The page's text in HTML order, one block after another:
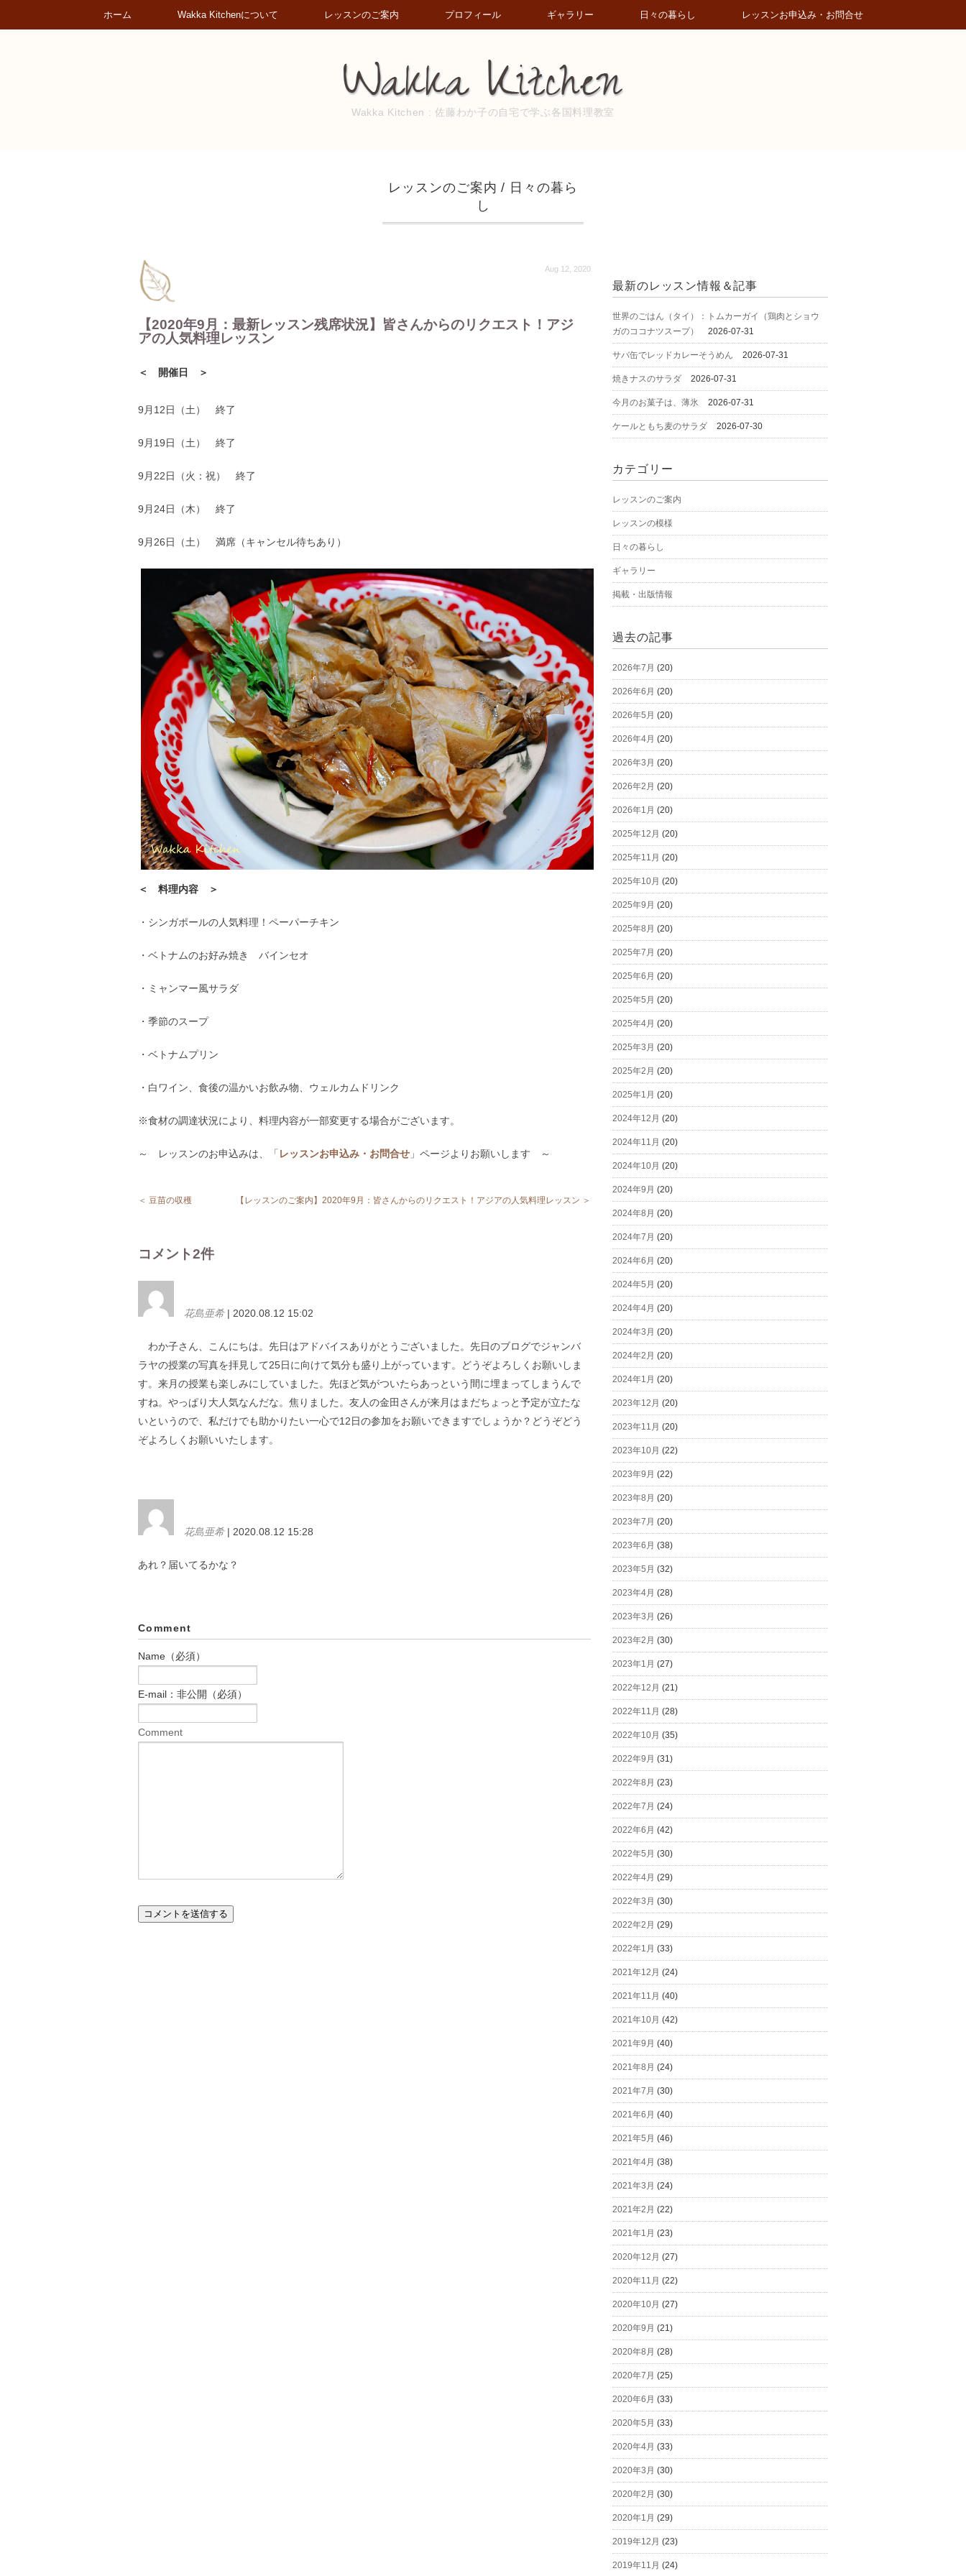
ホーム Wakka Kitchenについて レッスンのご案内 プロフィール ギャラリー 日々の暮らし レッスンお申込み・お問合せ
Wakka Kitchen : 佐藤わか子の自宅で学ぶ各国料理教室
レッスンのご案内 / 日々の暮ら
し
Aug 12, 2020
【2020年9月：最新レッスン残席状況】皆さんからのリクエスト！アジ
アの人気料理レッスン
＜ 開催日 ＞
9月12日（土） 終了
9月19日（土） 終了
9月22日（火：祝） 終了
9月24日（木） 終了
9月26日（土） 満席（キャンセル待ちあり）
＜ 料理内容 ＞
・シンガポールの人気料理！ペーパーチキン
・ベトナムのお好み焼き バインセオ
・ミャンマー風サラダ
・季節のスープ
・ベトナムプリン
・白ワイン、食後の温かいお飲み物、ウェルカムドリンク
※食材の調達状況により、料理内容が一部変更する場合がございます。
～ レッスンのお申込みは、「 レッスンお申込み・お問合せ 」ページよりお願いします ～
＜ 豆苗の収穫 【レッスンのご案内】2020年9月：皆さんからのリクエスト！アジアの人気料理レッスン ＞
コメント2件
花島亜希| 2020.08.12 15:02
わか子さん、こんにちは。先日はアドバイスありがとうございました。先日のブログでジャンバ
ラヤの授業の写真を拝見して25日に向けて気分も盛り上がっています。どうぞよろしくお願いしま
す。来月の授業も楽しみにしていました。先ほど気がついたらあっという間に埋まってしまうんで
すね。やっぱり大人気なんだな。焦りました。友人の金田さんが来月はまだちょっと予定が立たな
いというので、私だけでも助かりたい一心で12日の参加をお願いできますでしょうか？どうぞどう
ぞよろしくお願いいたします。
花島亜希| 2020.08.12 15:28
あれ？届いてるかな？
Comment
Name（必須）
E-mail：非公開（必須）
Comment
最新のレッスン情報＆記事
世界のごはん（タイ）：トムカーガイ（鶏肉とショウ
ガのココナツスープ）
2026-07-31
サバ缶でレッドカレーそうめん 2026-07-31
焼きナスのサラダ 2026-07-31
今月のお菓子は、薄氷 2026-07-31
ケールともち麦のサラダ 2026-07-30
カテゴリー
レッスンのご案内
レッスンの模様
日々の暮らし
ギャラリー
掲載・出版情報
過去の記事
2026年7月 (20)
2026年6月 (20)
2026年5月 (20)
2026年4月 (20)
2026年3月 (20)
2026年2月 (20)
2026年1月 (20)
2025年12月 (20)
2025年11月 (20)
2025年10月 (20)
2025年9月 (20)
2025年8月 (20)
2025年7月 (20)
2025年6月 (20)
2025年5月 (20)
2025年4月 (20)
2025年3月 (20)
2025年2月 (20)
2025年1月 (20)
2024年12月 (20)
2024年11月 (20)
2024年10月 (20)
2024年9月 (20)
2024年8月 (20)
2024年7月 (20)
2024年6月 (20)
2024年5月 (20)
2024年4月 (20)
2024年3月 (20)
2024年2月 (20)
2024年1月 (20)
2023年12月 (20)
2023年11月 (20)
2023年10月 (22)
2023年9月 (22)
2023年8月 (20)
2023年7月 (20)
2023年6月 (38)
2023年5月 (32)
2023年4月 (28)
2023年3月 (26)
2023年2月 (30)
2023年1月 (27)
2022年12月 (21)
2022年11月 (28)
2022年10月 (35)
2022年9月 (31)
2022年8月 (23)
2022年7月 (24)
2022年6月 (42)
2022年5月 (30)
2022年4月 (29)
2022年3月 (30)
2022年2月 (29)
2022年1月 (33)
2021年12月 (24)
2021年11月 (40)
2021年10月 (42)
2021年9月 (40)
2021年8月 (24)
2021年7月 (30)
2021年6月 (40)
2021年5月 (46)
2021年4月 (38)
2021年3月 (24)
2021年2月 (22)
2021年1月 (23)
2020年12月 (27)
2020年11月 (22)
2020年10月 (27)
2020年9月 (21)
2020年8月 (28)
2020年7月 (25)
2020年6月 (33)
2020年5月 (33)
2020年4月 (33)
2020年3月 (30)
2020年2月 (30)
2020年1月 (29)
2019年12月 (23)
2019年11月 (24)